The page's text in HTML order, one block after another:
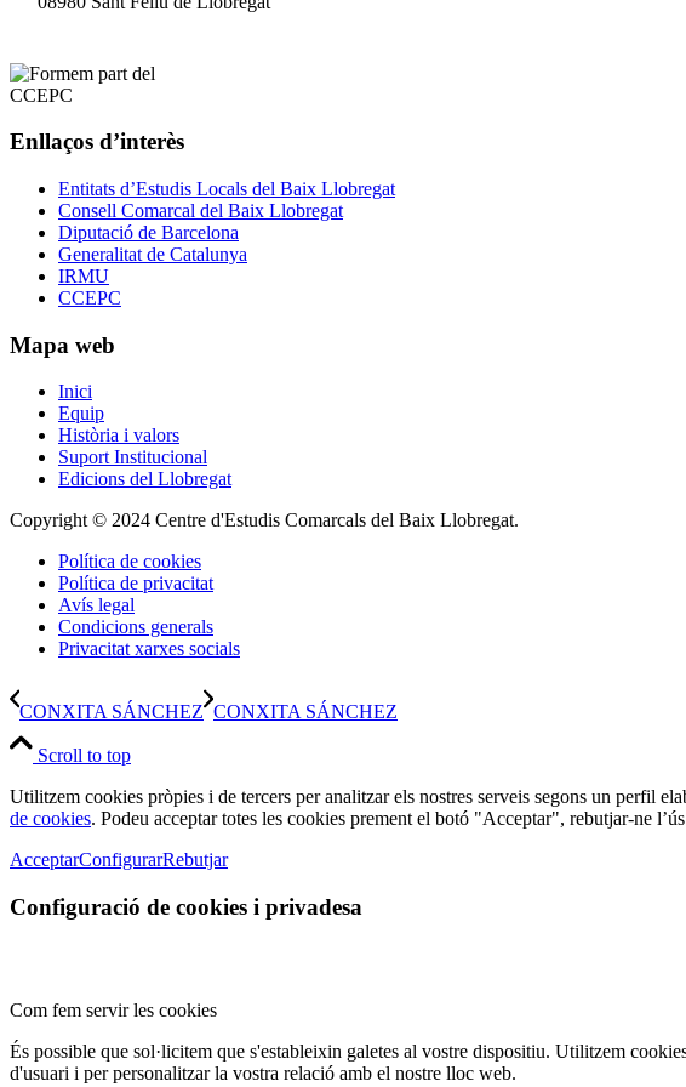
Enllaços d’interès
Entitats d’Estudis Locals del Baix Llobregat
Consell Comarcal del Baix Llobregat
Diputació de Barcelona
Generalitat de Catalunya
IRMU
CCEPC
Mapa web
Inici
Equip
Història i valors
Suport Institucional
Edicions del Llobregat
Copyright © 2024 Centre d'Estudis Comarcals del Baix Llobregat.
Política de cookies
Política de privacitat
Avís legal
Condicions generals
Privacitat xarxes socials
CONXITA SÁNCHEZ CONXITA SÁNCHEZ
Scroll to top
Utilitzem cookies pròpies i de tercers per analitzar els nostres serveis segons un perfil
de cookies. Podeu acceptar totes les cookies prement el botó "Acceptar", rebutjar-ne
AcceptarConfigurarRebutjar
Configuració de cookies i privadesa
Com fem servir les cookies
És possible que sol·licitem que s'estableixin galetes al vostre dispositiu. Utilitzem
d'usuari i per personalitzar la vostra relació amb el nostre lloc web.